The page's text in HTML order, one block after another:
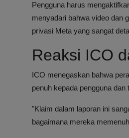
Pengguna harus
menyadari bahwa video dan
privasi Meta yang sangat
Reaksi ICO
ICO menegaskan bahwa
penuh kepada pengguna
"Klaim dalam laporan ini
bagaimana mereka